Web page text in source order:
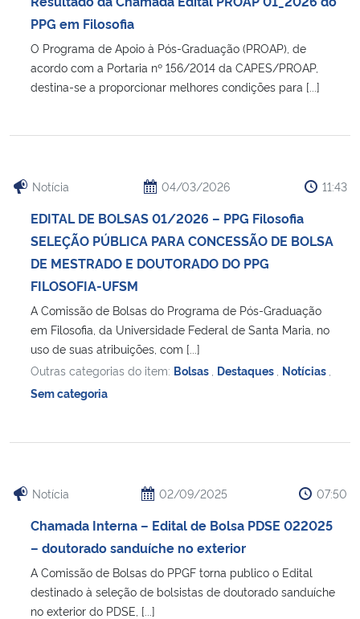
Ministério da Saúde
Ministério de Minas e Energia
Ministério do Meio Ambiente
Ministério do Turismo
Ministério do Desenvolvimento Regional
Controladoria-Geral da União
Ministério da Mulher, da Família e dos Direitos Humanos
Secretaria-Geral
Secretaria de Governo
Advocacia-Geral da União
Banco Central do Brasil
Planalto
PPG em Filosofia
O Programa de Apoio à Pós-Graduação (PROAP), de
acordo com a Portaria nº 156/2014 da CAPES/PROAP,
destina-se a proporcionar melhores condições para [...]
Notícia 04/03/2026 11:43
EDITAL DE BOLSAS 01/2026 – PPG Filosofia
SELEÇÃO PÚBLICA PARA CONCESSÃO DE BOLSA
DE MESTRADO E DOUTORADO DO PPG
FILOSOFIA-UFSM
A Comissão de Bolsas do Programa de Pós-Graduação
em Filosofia, da Universidade Federal de Santa Maria, no
uso de suas atribuições, com [...]
Outras categorias do item: Bolsas Destaques Notícias
Sem categoria
Notícia 02/09/2025 07:50
Chamada Interna – Edital de Bolsa PDSE 022025
– doutorado sanduíche no exterior
A Comissão de Bolsas do PPGF torna publico o Edital
destinado à seleção de bolsistas de doutorado sanduíche
no exterior do PDSE, [...]